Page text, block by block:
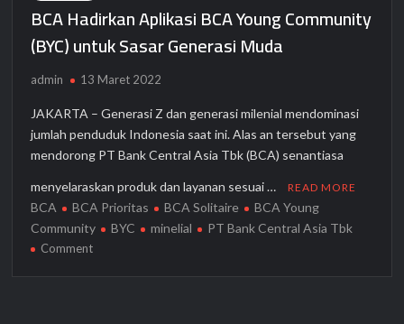
BCA Hadirkan Aplikasi BCA Young Community
(BYC) untuk Sasar Generasi Muda
admin 13 Maret 2022
JAKARTA – Generasi Z dan generasi milenial mendominasi
jumlah penduduk Indonesia saat ini. Alas an tersebut yang
mendorong PT Bank Central Asia Tbk (BCA) senantiasa
menyelaraskan produk dan layanan sesuai … READ MORE
BCA BCA Prioritas BCA Solitaire
BCA Young
Community
BYC minelial PT Bank Central Asia Tbk
Commenton